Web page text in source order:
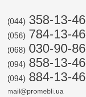
(044) 358-13-46
(056) 784-13-46
(068) 030-90-86
(094) 858-13-46
(094) 884-13-46
mail@promebli.ua